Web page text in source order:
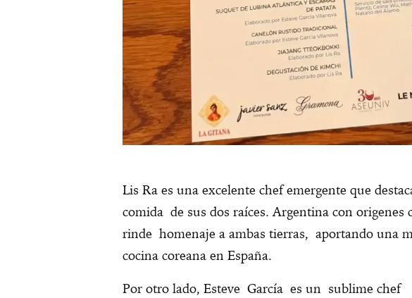
Lis Ra es una excelente chef emergente que
comida de sus dos raíces. Argentina con origenes
rinde homenaje a ambas tierras, aportando una
cocina coreana en España.
Por otro lado, Esteve García es un sublime chef